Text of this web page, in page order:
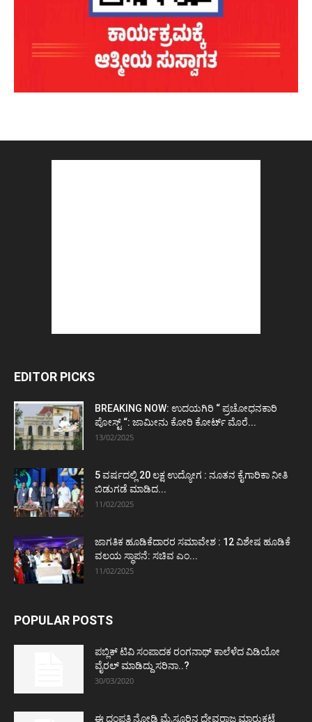
EDITOR PICKS
BREAKING NOW: ಉದಯಗಿರಿ “ ಪ್ರಚೋಧನಕಾರಿ
ಪೋಸ್ಟ್‌ “: ಜಾಮೀನು ಕೋರಿ ಕೋರ್ಟ್‌ ಮೊರೆ...
13/02/2025
5 ವರ್ಷದಲ್ಲಿ 20 ಲಕ್ಷ ಉದ್ಯೋಗ : ನೂತನ ಕೈಗಾರಿಕಾ ನೀತಿ
ಬಿಡುಗಡೆ ಮಾಡಿದ...
11/02/2025
ಜಾಗತಿಕ ಹೂಡಿಕೆದಾರರ ಸಮಾವೇಶ : 12 ವಿಶೇಷ ಹೂಡಿಕೆ
ವಲಯ ಸ್ಥಾಪನೆ: ಸಚಿವ ಎಂ...
11/02/2025
POPULAR POSTS
ಪಬ್ಲಿಕ್ ಟಿವಿ ಸಂಪಾದಕ ರಂಗನಾಥ್ ಕಾಲೆಳೆದ ವಿಡಿಯೋ
ವೈರಲ್ ಮಾಡಿದ್ದು ಸರಿನಾ..?
30/03/2020
ಈ ದಂಪತಿ ನೋಡಿ ಮೈಸೂರಿನ ದೇವರಾಜ ಮಾರುಕಟ್ಟೆ